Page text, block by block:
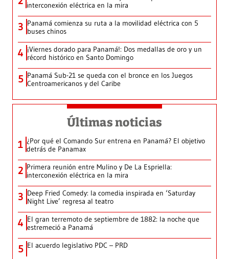
interconexión eléctrica en la mira
3 Panamá comienza su ruta a la movilidad eléctrica con 5
buses chinos
4 ¡Viernes dorado para Panamá!: Dos medallas de oro y un
récord histórico en Santo Domingo
5 Panamá Sub-21 se queda con el bronce en los Juegos
Centroamericanos y del Caribe
Últimas noticias
1 ¿Por qué el Comando Sur entrena en Panamá? El objetivo
detrás de Panamax
2 Primera reunión entre Mulino y De La Espriella:
interconexión eléctrica en la mira
3 Deep Fried Comedy: la comedia inspirada en ‘Saturday
Night Live’ regresa al teatro
4 El gran terremoto de septiembre de 1882: la noche que
estremeció a Panamá
5 El acuerdo legislativo PDC – PRD